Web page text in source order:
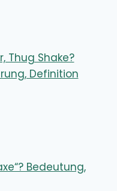
Thug Shake?
Definition
Bedeutung,